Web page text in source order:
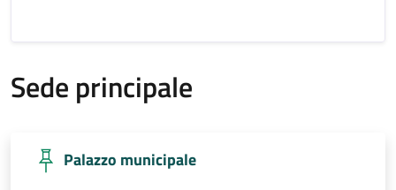
Sede principale
Palazzo municipale